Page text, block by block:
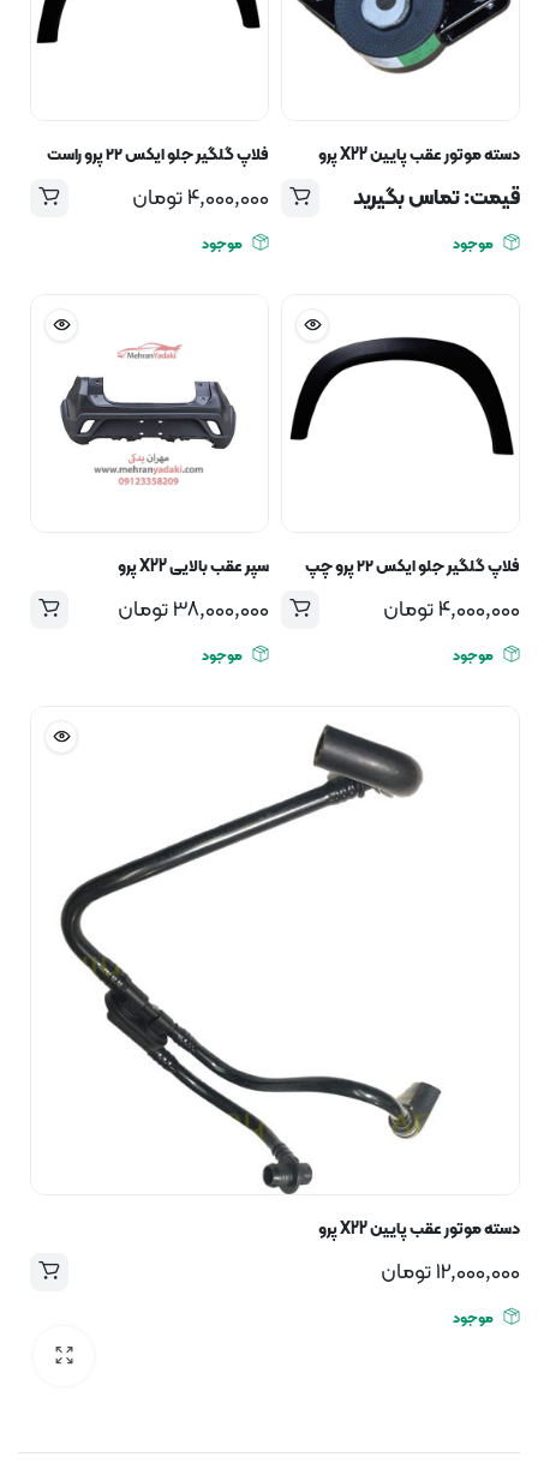
دسته موتور عقب پایین X22 پرو
قیمت: تماس بگیرید
موجود
فلاپ گلگیر جلو ایکس ۲۲ پرو راست
4,000,000تومان
موجود
فلاپ گلگیر جلو ایکس ۲۲ پرو چپ
4,000,000تومان
موجود
سپر عقب بالایی X22 پرو
38,000,000تومان
موجود
دسته موتور عقب پایین X22 پرو
12,000,000تومان
موجود